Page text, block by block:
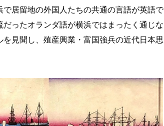
居留地の外国人たちの共通の言語が英語で
ったオランダ語が横浜ではまったく通じな
見聞し、殖産興業・富国強兵の近代日本思